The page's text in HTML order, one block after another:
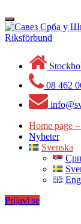
to
content
Toggle
navigation
08 462
Home page
Nyheter
Svenska
Prijavi se